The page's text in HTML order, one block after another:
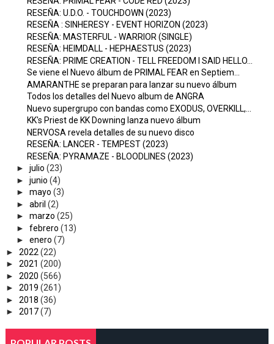
RESEÑA: U.D.O. - TOUCHDOWN (2023)
RESEÑA : SINHERESY - EVENT HORIZON (2023)
RESEÑA: MASTERFUL - WARRIOR (SINGLE)
RESEÑA: HEIMDALL - HEPHAESTUS (2023)
RESEÑA: PRIME CREATION - TELL FREEDOM I SAID HELLO...
Se viene el Nuevo álbum de PRIMAL FEAR en Septiem...
AMARANTHE se preparan para lanzar su nuevo álbum
Todos los detalles del Nuevo album de ANGRA
Nuevo supergrupo con bandas como EXODUS, OVERKILL,...
KK's Priest de KK Downing lanza nuevo álbum
NERVOSA revela detalles de su nuevo disco
RESEÑA: LANCER - TEMPEST (2023)
RESEÑA: PYRAMAZE - BLOODLINES (2023)
► julio (23)
► junio (4)
► mayo (3)
► abril (2)
► marzo (25)
► febrero (13)
► enero (7)
► 2022 (22)
► 2021 (200)
► 2020 (566)
► 2019 (261)
► 2018 (36)
► 2017(7)